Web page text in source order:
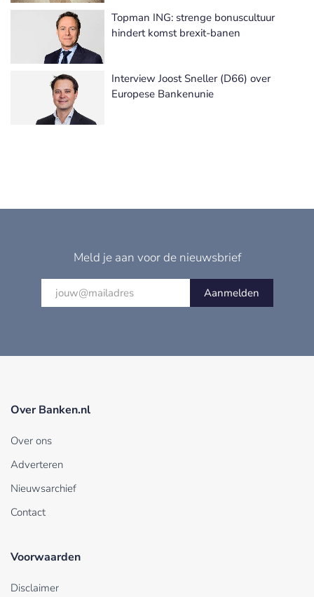
Topman ING: strenge bonuscultuur
hindert komst brexit-banen
Interview Joost Sneller (D66) over
Europese Bankenunie
Meld je aan voor de nieuwsbrief
Aanmelden
Over Banken.nl
Over ons
Adverteren
Nieuwsarchief
Contact
Voorwaarden
Disclaimer